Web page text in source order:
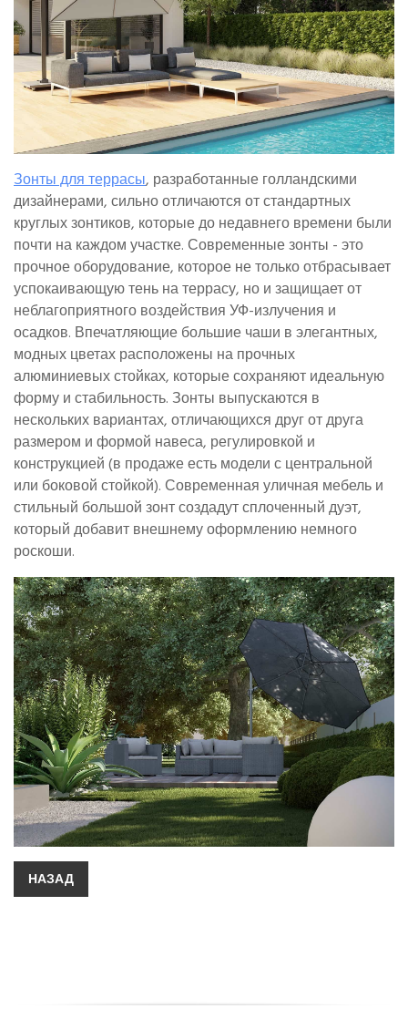
Зонты для террасы, разработанные голландскими
дизайнерами, сильно отличаются от стандартных
круглых зонтиков, которые до недавнего времени были
почти на каждом участке. Современные зонты - это
прочное оборудование, которое не только отбрасывает
успокаивающую тень на террасу, но и защищает от
неблагоприятного воздействия УФ-излучения и
осадков. Впечатляющие большие чаши в элегантных,
модных цветах расположены на прочных
алюминиевых стойках, которые сохраняют идеальную
форму и стабильность. Зонты выпускаются в
нескольких вариантах, отличающихся друг от друга
размером и формой навеса, регулировкой и
конструкцией (в продаже есть модели с центральной
или боковой стойкой). Современная уличная мебель и
стильный большой зонт создадут сплоченный дуэт,
который добавит внешнему оформлению немного
роскоши.
НАЗАД